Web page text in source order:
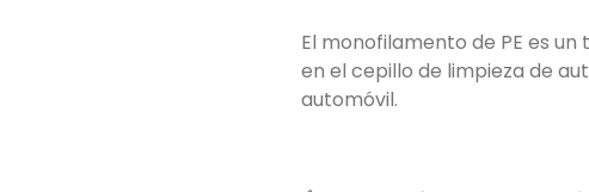
El monofilamento de PE es
en el cepillo de limpieza de
automóvil.